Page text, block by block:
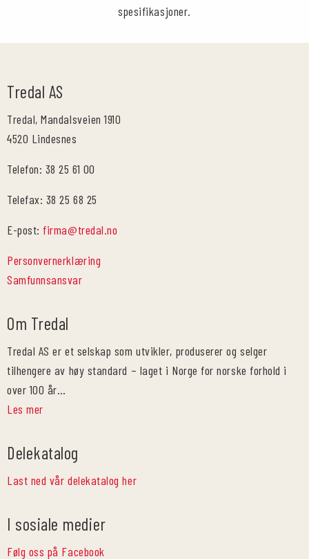
spesifikasjoner.
Tredal AS
Tredal, Mandalsveien 1910
4520 Lindesnes
Telefon: 38 25 61 00
Telefax: 38 25 68 25
E-post:firma@tredal.no
Personvernerklæring
Samfunnsansvar
Om Tredal
Tredal AS er et selskap som utvikler, produserer og selger
tilhengere av høy standard – laget i Norge for norske forhold i
over 100 år…
Les mer
Delekatalog
Last ned vår delekatalog her
I sosiale medier
Følg oss på Facebook